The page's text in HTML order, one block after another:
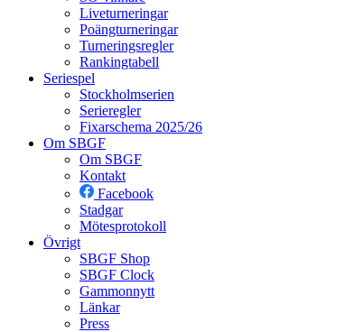
Liveturneringar
Poängturneringar
Turneringsregler
Rankingtabell
Seriespel
Stockholmserien
Serieregler
Fixarschema 2025/26
Om SBGF
Om SBGF
Kontakt
Facebook
Stadgar
Mötesprotokoll
Övrigt
SBGF Shop
SBGF Clock
Gammonnytt
Länkar
Press